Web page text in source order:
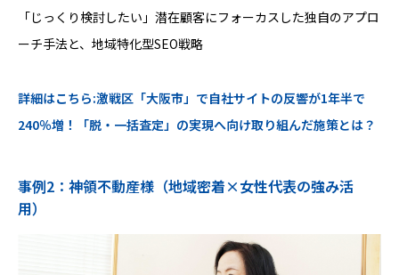
「じっくり検討したい」潜在顧客にフォーカスした独自のアプロ
ーチ手法と、地域特化型SEO戦略
詳細はこちら:激戦区「大阪市」で自社サイトの反響が1年半で
240％増！「脱・一括査定」の実現へ向け取り組んだ施策とは？
事例2：神領不動産様（地域密着×女性代表の強み活
用）